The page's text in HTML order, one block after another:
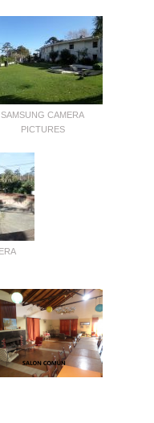
SAMSUNG CAMERA
PICTURES